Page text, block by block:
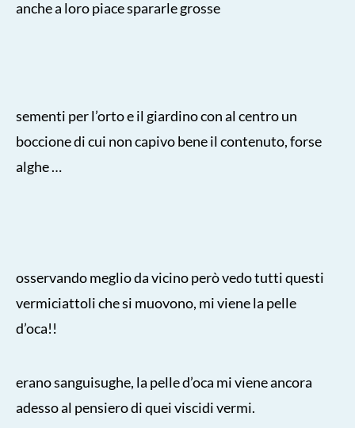
anche a loro piace spararle grosse
sementi per l’orto e il giardino con al centro un
boccione di cui non capivo bene il contenuto, forse
alghe …
osservando meglio da vicino però vedo tutti questi
vermiciattoli che si muovono, mi viene la pelle
d’oca!!
erano sanguisughe, la pelle d’oca mi viene ancora
adesso al pensiero di quei viscidi vermi.